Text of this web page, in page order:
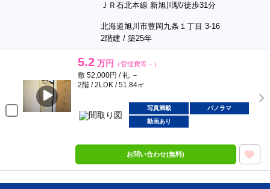
ＪＲ石北本線 新旭川駅/徒歩31分
北海道旭川市豊岡九条１丁目 3-16
2階建 / 築25年
5.2 万円 （管理費等－）
敷 52,000円 / 礼 －
2階 / 2LDK / 51.84㎡
写真満載
パノラマ
動画あり
お問い合わせ(無料)